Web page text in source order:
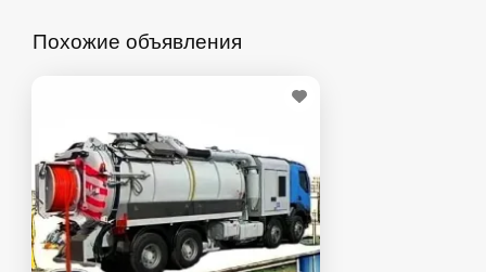
Похожие объявления